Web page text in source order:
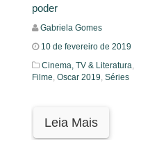
poder
Gabriela Gomes
10 de fevereiro de 2019
Cinema, TV & Literatura,
Filme, Oscar 2019, Séries
Leia Mais